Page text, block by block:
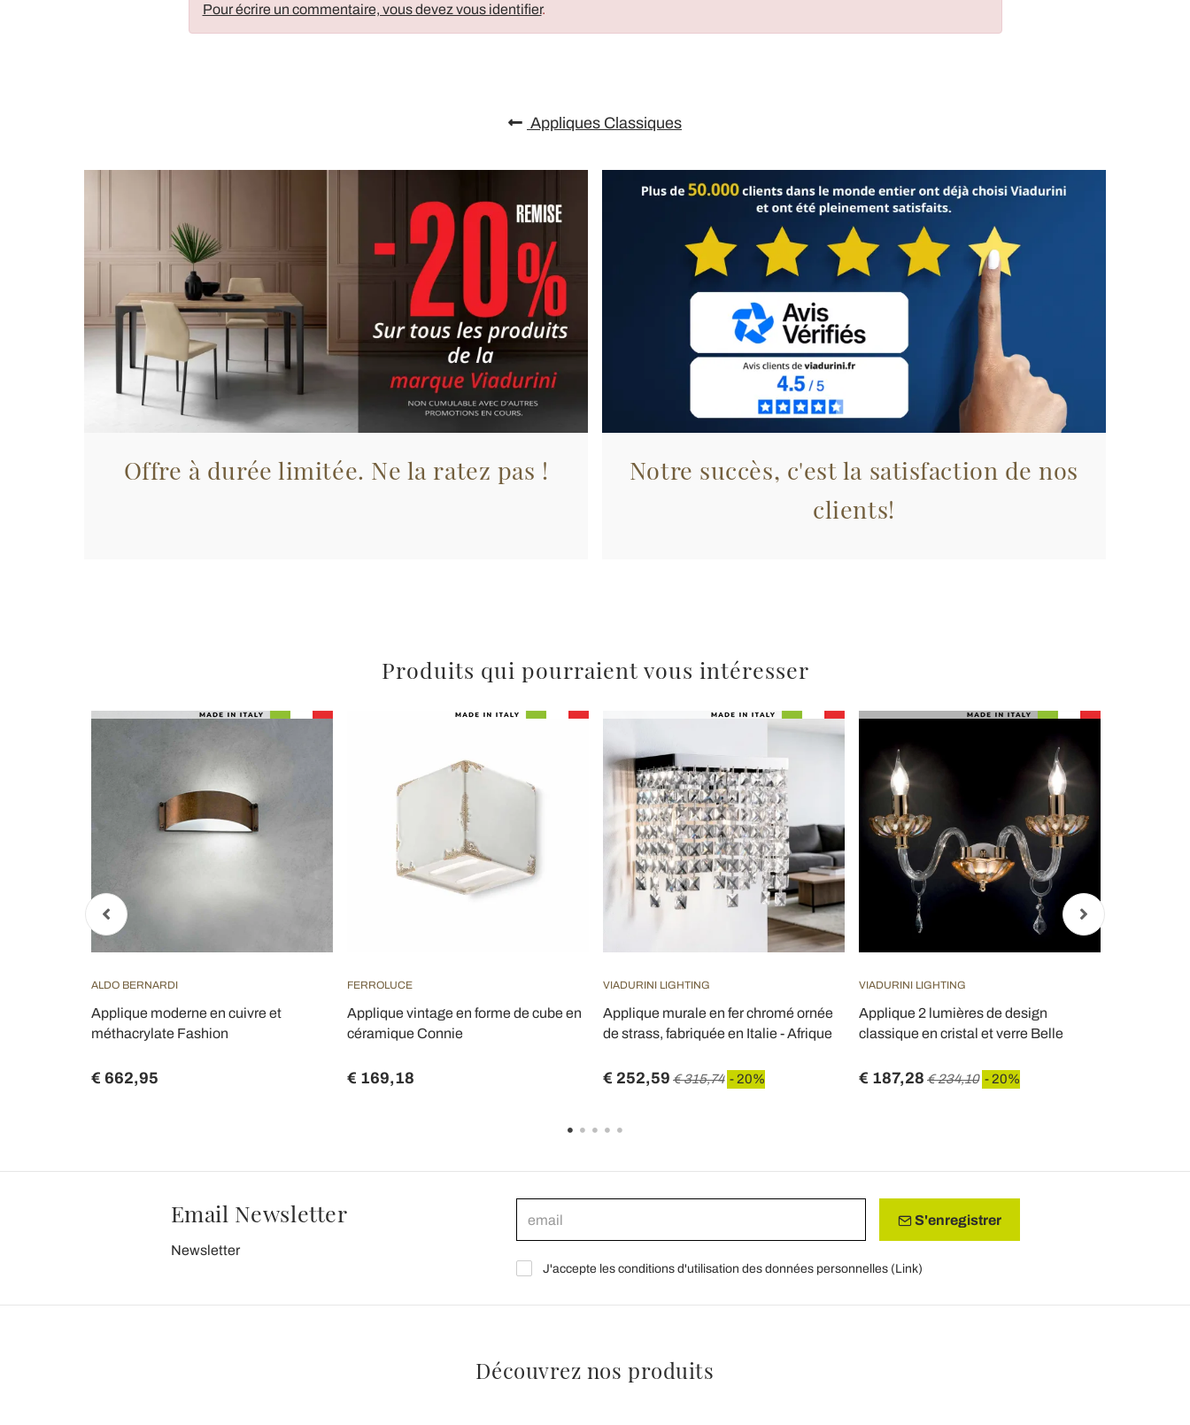
Pour écrire un commentaire, vous devez vous identifier.
Appliques Classiques
Offre à durée limitée. Ne la ratez pas !
Notre succès, c'est la satisfaction de nos
clients!
Produits qui pourraient vous intéresser
ALDO BERNARDI
Applique moderne en cuivre et
méthacrylate Fashion
€ 662,95
FERROLUCE
Applique vintage en forme de cube en
céramique Connie
€ 169,18
VIADURINI LIGHTING
Applique murale en fer chromé ornée
de strass, fabriquée en Italie - Afrique
€ 252,59 € 315,74 - 20%
VIADURINI LIGHTING
Applique 2 lumières de design
classique en cristal et verre Belle
€ 187,28 € 234,10 - 20%
Email Newsletter
Newsletter
S'enregistrer
J'accepte les conditions d'utilisation des données personnelles (Link)
Découvrez nos produits